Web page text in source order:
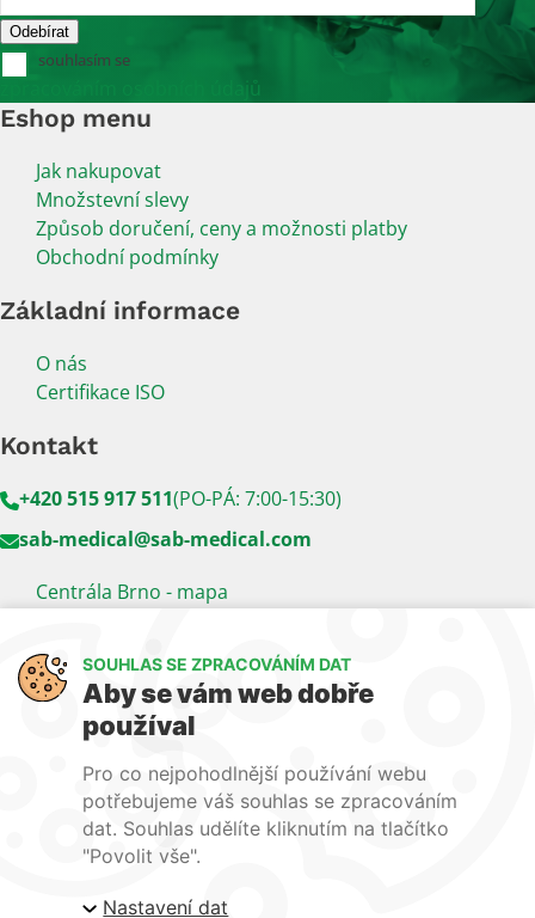
souhlasím se
zpracováním osobních údajů
Eshop menu
Jak nakupovat
Množstevní slevy
Způsob doručení, ceny a možnosti platby
Obchodní podmínky
Základní informace
O nás
Certifikace ISO
Kontakt
+420 515 917 511(PO-PÁ: 7:00-15:30)
sab-medical@sab-medical.com
Centrála Brno - mapa
Sledujte nás
LinkedIn Facebook
Naše další weby:
www.lecba-rakoviny.com
www.lecba-bolesti.com
SOUHLAS SE ZPRACOVÁNÍM DAT
Aby se vám web dobře
používal
Pro co nejpohodlnější používání webu
potřebujeme váš souhlas se zpracováním
dat. Souhlas udělíte kliknutím na tlačítko
"Povolit vše".
Nastavení dat